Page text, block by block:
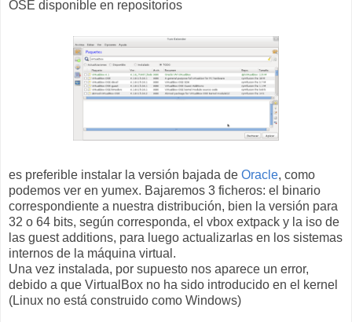
OSE disponible en repositorios
es preferible instalar la versión bajada de Oracle, como
podemos ver en yumex. Bajaremos 3 ficheros: el binario
correspondiente a nuestra distribución, bien la versión para
32 o 64 bits, según corresponda, el vbox extpack y la iso de
las guest additions, para luego actualizarlas en los sistemas
internos de la máquina virtual.
Una vez instalada, por supuesto nos aparece un error,
debido a que VirtualBox no ha sido introducido en el kernel
(Linux no está construido como Windows)